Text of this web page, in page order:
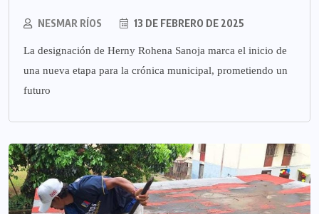
NESMAR RÍOS 13 DE FEBRERO DE 2025
La designación de Herny Rohena Sanoja marca el inicio de
una nueva etapa para la crónica municipal, prometiendo un
futuro